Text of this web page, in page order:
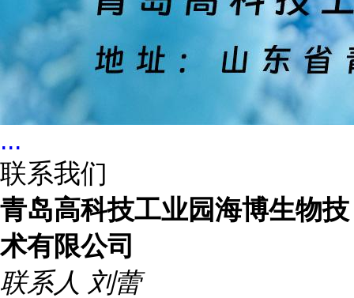
...
联系我们
青岛高科技工业园海博生物技
术有限公司
联系人 刘蕾